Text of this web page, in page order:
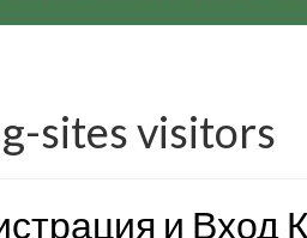
sites visitors
и Вход